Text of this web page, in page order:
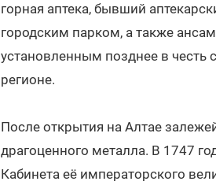
горная аптека, бывший
городским парком, а также
установленным позднее в честь
регионе.
После открытия на Алтае
драгоценного металла. В 1747
Кабинета её императорского